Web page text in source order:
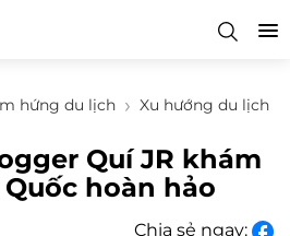
hứng du lịch Xu hướng du lịch
Quí JR khám
hoàn hảo
Chia sẻ ngay: